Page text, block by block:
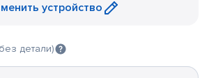
устройство
детали)